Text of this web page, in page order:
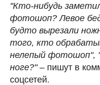
"Кто-нибудь
фотошоп? Левое
будто вырезали
того, кто
нелепый фотошоп",
ноге?"– пишут в
соцсетей.